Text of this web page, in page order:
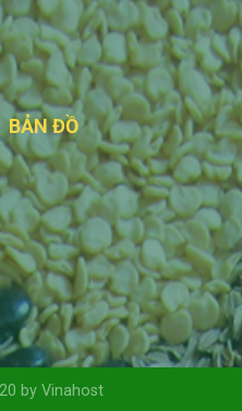
BẢN ĐỒ
by Vinahost